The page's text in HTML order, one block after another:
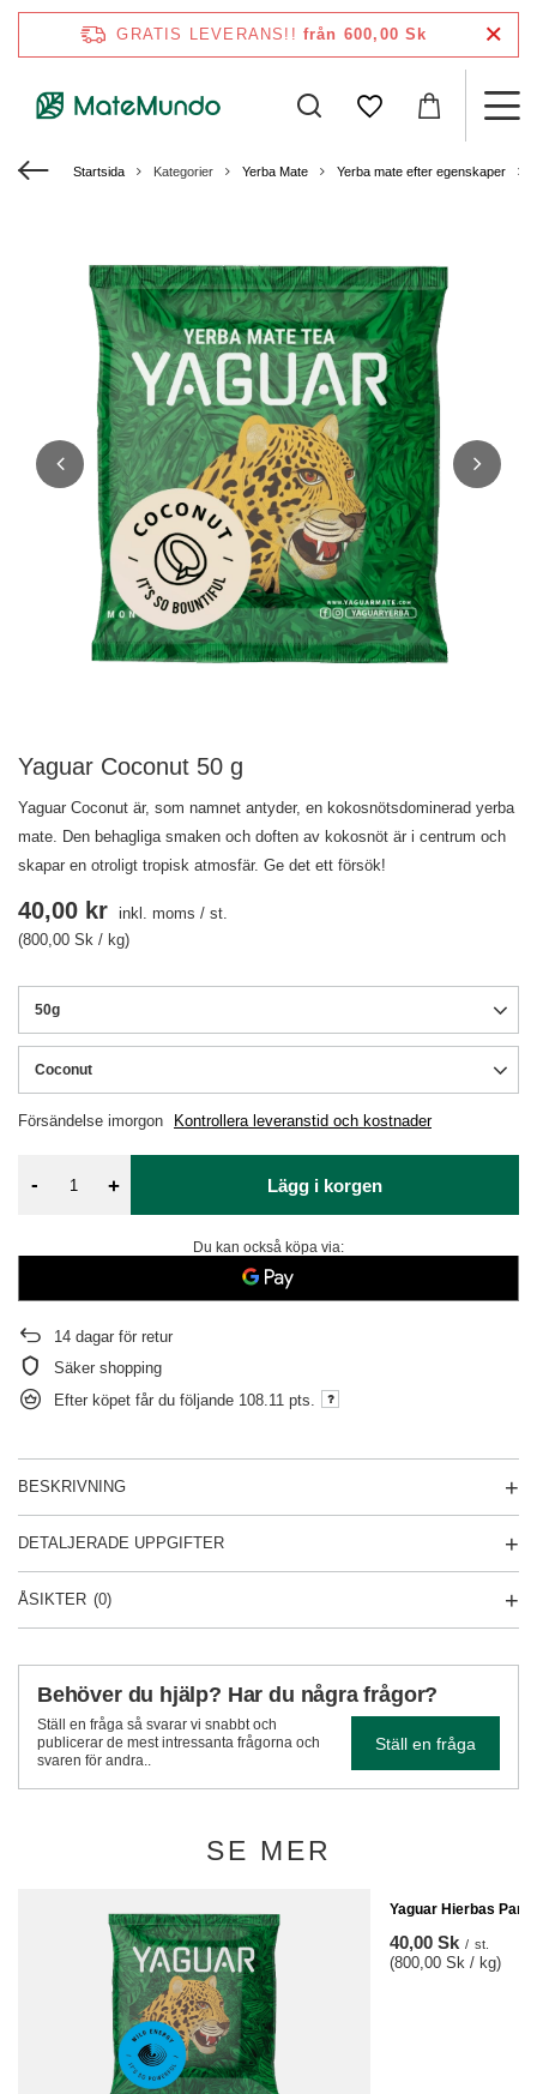
GRATIS LEVERANS!! från 600,00 Sk
Startsida Kategorier Yerba Mate Yerba mate efter egenskaper
Yaguar Coconut 50 g
Yaguar Coconut är, som namnet antyder, en kokosnötsdominerad yerba
mate. Den behagliga smaken och doften av kokosnöt är i centrum och
skapar en otroligt tropisk atmosfär. Ge det ett försök!
50g
Coconut
Försändelse imorgon Kontrollera leveranstid och kostnader
40,00 kr inkl. moms / st.
(800,00 Sk / kg)
- + Lägg i korgen
Du kan också köpa via:
14 dagar för retur
Säker shopping
Efter köpet får du följande 108.11 pts.
BESKRIVNING
DETALJERADE UPPGIFTER
ÅSIKTER (0)
Behöver du hjälp? Har du några frågor?
Ställ en fråga så svarar vi snabbt och
publicerar de mest intressanta frågorna och
svaren för andra..
Ställ en fråga
SE MER
Yaguar Hierbas
40,00 Sk / st.
(800,00 Sk / kg)